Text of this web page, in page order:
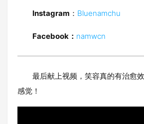
Instagram ： Bluenamchu
Facebook： namwcn
最后献上视频，笑容真的有治愈
感觉！